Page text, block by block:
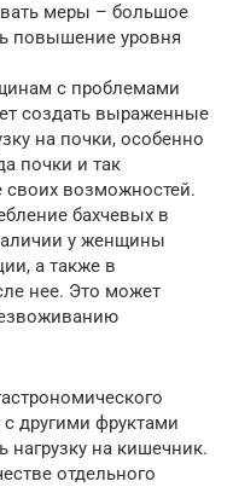
меры – большое
повышение уровня
с проблемами
создать выраженные
на почки, особенно
почки и так
возможностей.
бахчевых в
у женщины
а также в
нее. Это может
другими фруктами
на кишечник.
отдельного